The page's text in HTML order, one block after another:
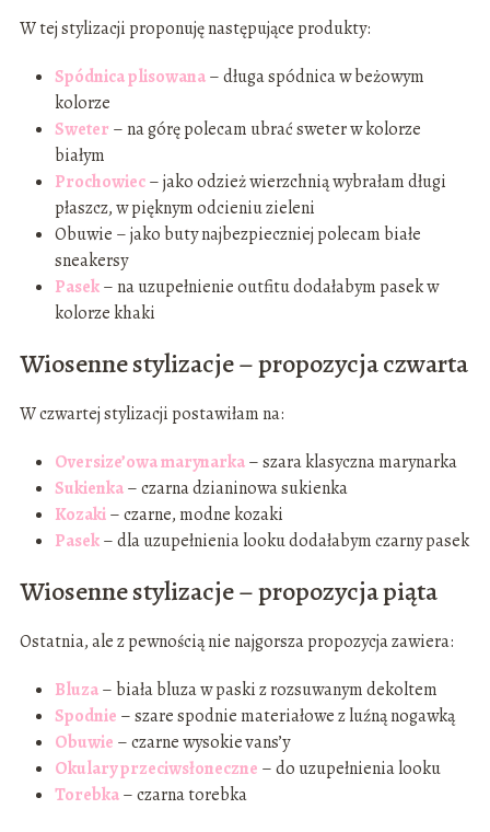
W tej stylizacji proponuję następujące produkty:
Spódnica plisowana– długa spódnica w beżowym
kolorze
Sweter – na górę polecam ubrać sweter w kolorze
białym
Prochowiec– jako odzież wierzchnią wybrałam długi
płaszcz, w pięknym odcieniu zieleni
Obuwie – jako buty najbezpieczniej polecam białe
sneakersy
Pasek– na uzupełnienie outfitu dodałabym pasek w
kolorze khaki
Wiosenne stylizacje – propozycja czwarta
W czwartej stylizacji postawiłam na:
Oversize’owa marynarka– szara klasyczna marynarka
Sukienka– czarna dzianinowa sukienka
Kozaki– czarne, modne kozaki
Pasek– dla uzupełnienia looku dodałabym czarny pasek
Wiosenne stylizacje – propozycja piąta
Ostatnia, ale z pewnością nie najgorsza propozycja zawiera:
Bluza– biała bluza w paski z rozsuwanym dekoltem
Spodnie – szare spodnie materiałowe z luźną nogawką
Obuwie – czarne wysokie vans’y
Okulary przeciwsłoneczne – do uzupełnienia looku
Torebka– czarna torebka